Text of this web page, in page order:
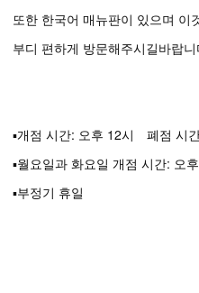
또한 한국어 매뉴판이 있으며 이
부디 편하게 방문해주시길바랍니
▪︎개점 시간: 오후 12시 폐점 시
▪︎월요일과 화요일 개점 시간: 오
▪︎부정기 휴일